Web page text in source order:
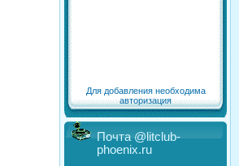
Для добавления необходима
авторизация
Почта @litclub-
phoenix.ru